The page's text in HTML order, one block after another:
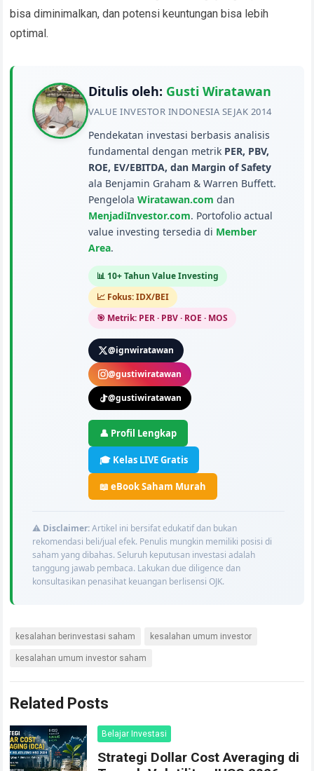
bisa diminimalkan, dan potensi keuntungan bisa lebih
optimal.
Ditulis oleh: Gusti Wiratawan
VALUE INVESTOR INDONESIA SEJAK 2014
Pendekatan investasi berbasis analisis
fundamental dengan metrik PER, PBV,
ROE, EV/EBITDA, dan Margin of Safety
ala Benjamin Graham & Warren Buffett.
PengelolaWiratawan.com dan
MenjadiInvestor.com. Portofolio actual
value investing tersedia di Member
Area.
📊 10+ Tahun Value Investing
📈 Fokus: IDX/BEI
🎯 Metrik: PER · PBV · ROE · MOS
@ignwiratawan
@gustiwiratawan
@gustiwiratawan
👤 Profil Lengkap
🎓 Kelas LIVE Gratis
📖 eBook Saham Murah
⚠️ Disclaimer:Artikel ini bersifat edukatif dan bukan
rekomendasi beli/jual efek. Penulis mungkin memiliki posisi di
saham yang dibahas. Seluruh keputusan investasi adalah
tanggung jawab pembaca. Lakukan due diligence dan
konsultasikan penasihat keuangan berlisensi OJK.
kesalahan berinvestasi saham kesalahan umum investor
kesalahan umum investor saham
Related Posts
Belajar Investasi
Strategi Dollar Cost Averaging di